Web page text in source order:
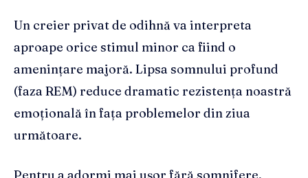
Un creier privat de odihnă va interpreta
aproape orice stimul minor ca fiind o
amenințare majoră. Lipsa somnului profund
(faza REM) reduce dramatic rezistența noastră
emoțională în fața problemelor din ziua
următoare.